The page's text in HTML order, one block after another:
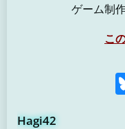
ゲーム制
こ
Hagi42